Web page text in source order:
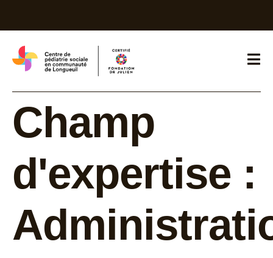
Champ
d'expertise :